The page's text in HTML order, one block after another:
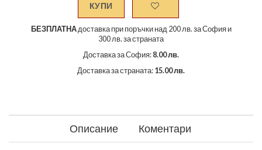
КУПИ
БЕЗПЛАТНАдоставка при поръчки над 200 лв. за София и
300 лв. за страната
Доставка за София: 8.00 лв.
Доставка за страната: 15.00 лв.
Описание Коментари